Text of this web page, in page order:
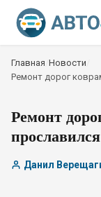
Главная Новости
Ремонт дорог
Ремонт
Данил